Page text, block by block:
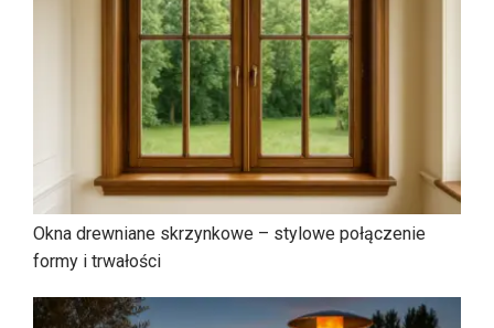
Okna drewniane skrzynkowe – stylowe połączenie
formy i trwałości